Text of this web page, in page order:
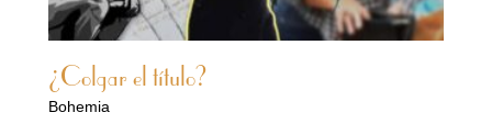
¿Colgar el título?
Bohemia